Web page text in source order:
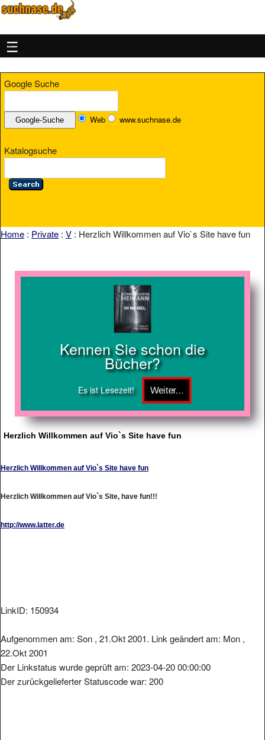
MENU
Google Suche
Web www.suchnase.de
Katalogsuche
Home : Private : V : Herzlich Willkommen auf Vio`s Site have fun
Kennen Sie schon die
Bücher?
Es ist Lesezeit!
Herzlich Willkommen auf Vio`s Site have fun
Herzlich Willkommen auf Vio`s Site have fun
Herzlich Willkommen auf Vio`s Site, have fun!!!
http://www.latter.de
LinkID: 150934
Aufgenommen am: Son , 21.Okt 2001. Link geändert am: Mon ,
22.Okt 2001
Der Linkstatus wurde geprüft am: 2023-04-20 00:00:00
Der zurückgelieferter Statuscode war: 200